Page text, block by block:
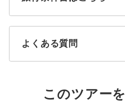
よくある質問
このツアー